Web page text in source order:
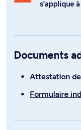
s’applique
Documents
Attestation
Formulaire